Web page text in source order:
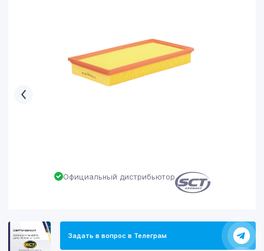
Официальный дистрибьютор
Задать в вопрос в Телеграм